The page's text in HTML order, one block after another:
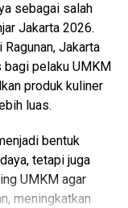
sebagai salah
Jakarta 2026.
Jakarta
bagi pelaku UMKM
produk kuliner
luas.
bentuk
tetapi juga
UMKM agar
meningkatkan